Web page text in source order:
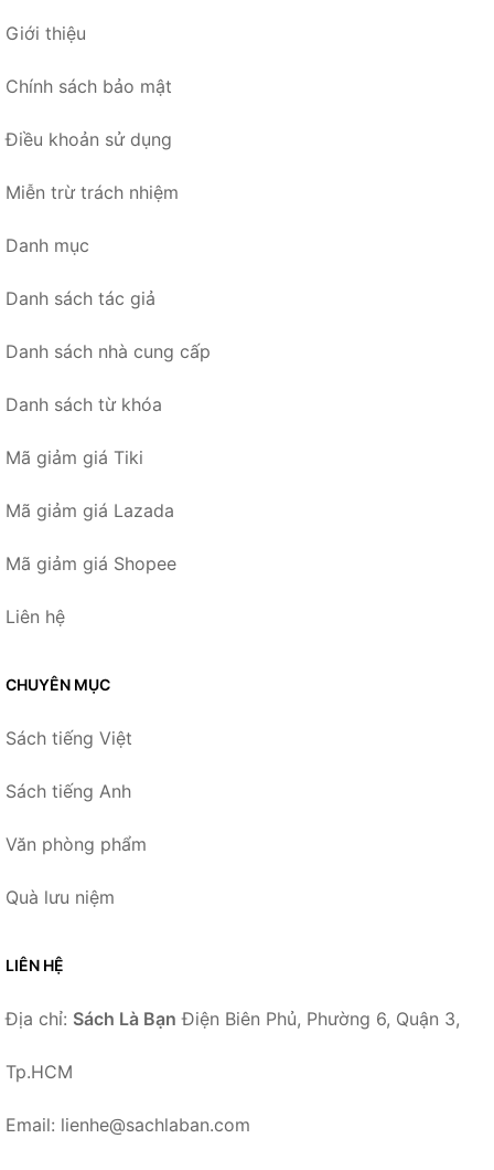
Giới thiệu
Chính sách bảo mật
Điều khoản sử dụng
Miễn trừ trách nhiệm
Danh mục
Danh sách tác giả
Danh sách nhà cung cấp
Danh sách từ khóa
Mã giảm giá Tiki
Mã giảm giá Lazada
Mã giảm giá Shopee
Liên hệ
CHUYÊN MỤC
Sách tiếng Việt
Sách tiếng Anh
Văn phòng phẩm
Quà lưu niệm
LIÊN HỆ
Địa chỉ: Sách Là Bạn Điện Biên Phủ, Phường 6, Quận 3,
Tp.HCM
Email: lienhe@sachlaban.com